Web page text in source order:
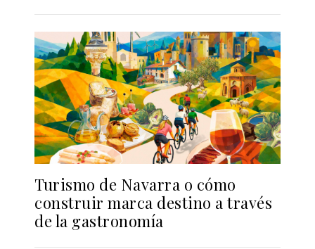
Turismo de Navarra o cómo
construir marca destino a través
de la gastronomía